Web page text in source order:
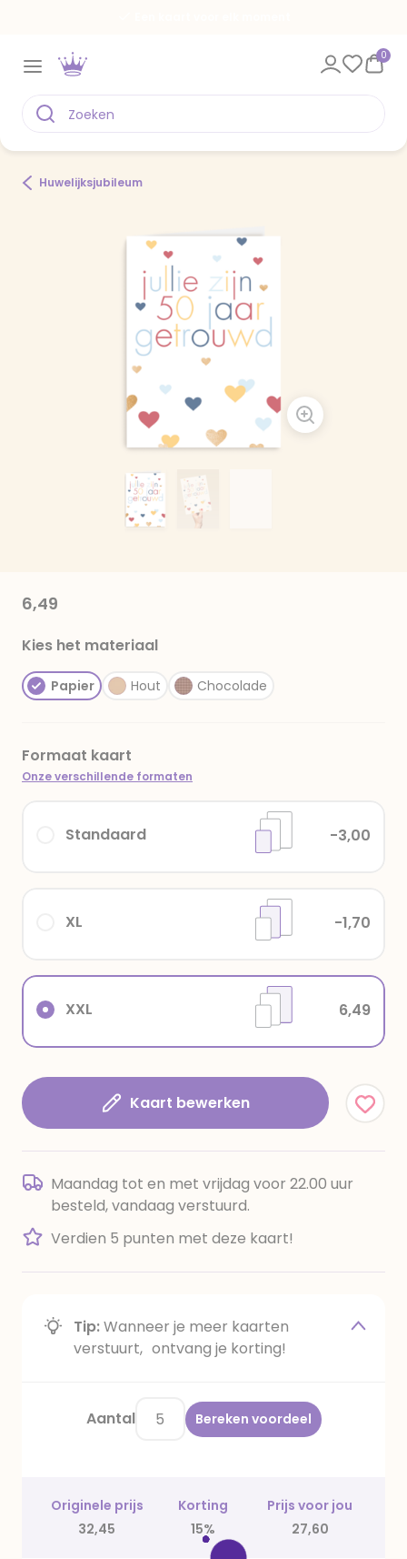
0
Huwelijksjubileum
6,49
Kies het materiaal
Papier Hout Chocolade
Formaat kaart
Onze verschillende formaten
XXL 6,49
XL -1,70
Standaard -3,00
Kaart bewerken
Maandag tot en met vrijdag voor 22.00 uur
besteld, vandaag verstuurd.
Verdien 5 punten met deze kaart!
Tip:Wanneer je meer kaarten
verstuurt, ontvang je korting!
Aantal Bereken voordeel
Originele prijs Korting
Prijs voor jou
32,45
15% 27,60